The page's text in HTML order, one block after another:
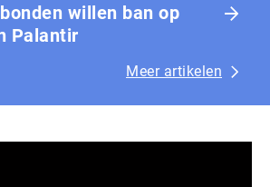
willen ban op
Palantir
Meer artikelen